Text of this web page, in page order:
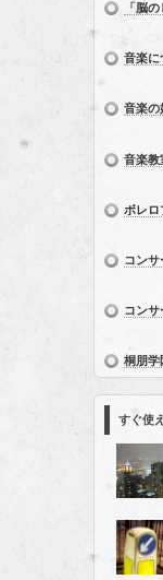
「脳
音楽に
音楽の
音楽教
ボレロ
コンサ
コンサ
桐朋学
すぐ使